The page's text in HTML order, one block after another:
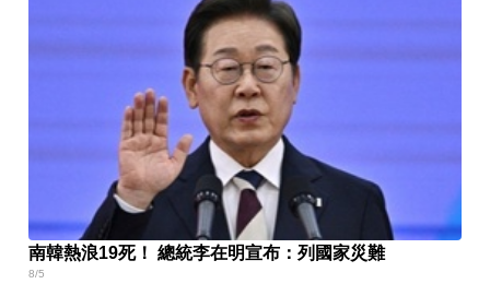
南韓熱浪19死！ 總統李在明宣布：列國家災難
8/5